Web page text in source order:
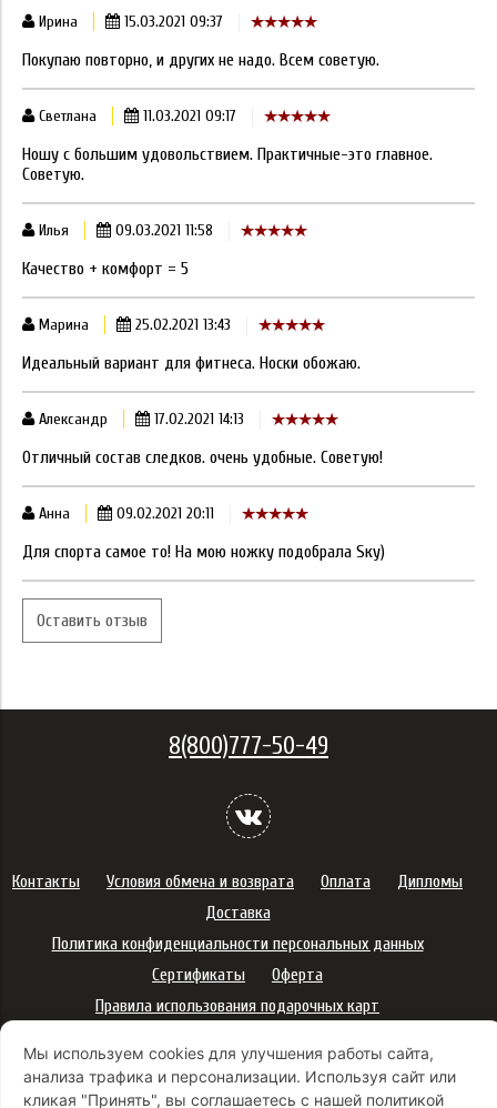
Ирина 15.03.2021 09:37
Покупаю повторно, и других не надо. Всем советую.
Светлана 11.03.2021 09:17
Ношу с большим удовольствием. Практичные-это главное.
Советую.
Илья 09.03.2021 11:58
Качество + комфорт = 5
Марина 25.02.2021 13:43
Идеальный вариант для фитнеса. Носки обожаю.
Александр 17.02.2021 14:13
Отличный состав следков. очень удобные. Советую!
Анна 09.02.2021 20:11
Для спорта самое то! На мою ножку подобрала Sку)
Оставить отзыв
Мы используем cookies для улучшения работы сайта,
анализа трафика и персонализации. Используя сайт или
кликая "Принять", вы соглашаетесь с нашей политикой
8(800)777-50-49
Контакты Условия обмена и возврата Оплата
Дипломы
Доставка
Политика конфиденциальности персональных данных
Сертификаты
Оферта
Правила использования подарочных карт
Условия использования Cookie-файлов
Согласие на рекламную рассылку